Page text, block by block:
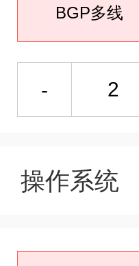
BGP多线
操作系统